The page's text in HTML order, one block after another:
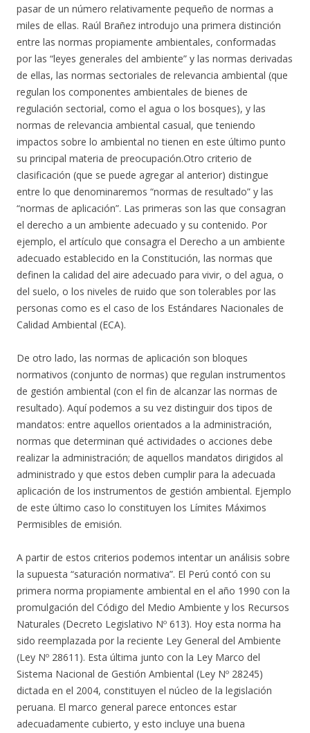
pasar de un número relativamente pequeño de normas a
miles de ellas. Raúl Brañez introdujo una primera distinción
entre las normas propiamente ambientales, conformadas
por las “leyes generales del ambiente” y las normas derivadas
de ellas, las normas sectoriales de relevancia ambiental (que
regulan los componentes ambientales de bienes de
regulación sectorial, como el agua o los bosques), y las
normas de relevancia ambiental casual, que teniendo
impactos sobre lo ambiental no tienen en este último punto
su principal materia de preocupación.Otro criterio de
clasificación (que se puede agregar al anterior) distingue
entre lo que denominaremos “normas de resultado” y las
“normas de aplicación”. Las primeras son las que consagran
el derecho a un ambiente adecuado y su contenido. Por
ejemplo, el artículo que consagra el Derecho a un ambiente
adecuado establecido en la Constitución, las normas que
definen la calidad del aire adecuado para vivir, o del agua, o
del suelo, o los niveles de ruido que son tolerables por las
personas como es el caso de los Estándares Nacionales de
Calidad Ambiental (ECA).
De otro lado, las normas de aplicación son bloques
normativos (conjunto de normas) que regulan instrumentos
de gestión ambiental (con el fin de alcanzar las normas de
resultado). Aquí podemos a su vez distinguir dos tipos de
mandatos: entre aquellos orientados a la administración,
normas que determinan qué actividades o acciones debe
realizar la administración; de aquellos mandatos dirigidos al
administrado y que estos deben cumplir para la adecuada
aplicación de los instrumentos de gestión ambiental. Ejemplo
de este último caso lo constituyen los Límites Máximos
Permisibles de emisión.
A partir de estos criterios podemos intentar un análisis sobre
la supuesta “saturación normativa”. El Perú contó con su
primera norma propiamente ambiental en el año 1990 con la
promulgación del Código del Medio Ambiente y los Recursos
Naturales (Decreto Legislativo Nº 613). Hoy esta norma ha
sido reemplazada por la reciente Ley General del Ambiente
(Ley Nº 28611). Esta última junto con la Ley Marco del
Sistema Nacional de Gestión Ambiental (Ley Nº 28245)
dictada en el 2004, constituyen el núcleo de la legislación
peruana. El marco general parece entonces estar
adecuadamente cubierto, y esto incluye una buena